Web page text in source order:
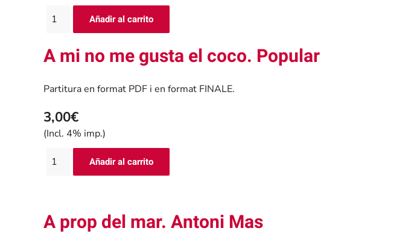
A mi no me gusta el coco. Popular
Partitura en format PDF i en format FINALE.
3,00€
(Incl. 4% imp.)
A prop del mar. Antoni Mas